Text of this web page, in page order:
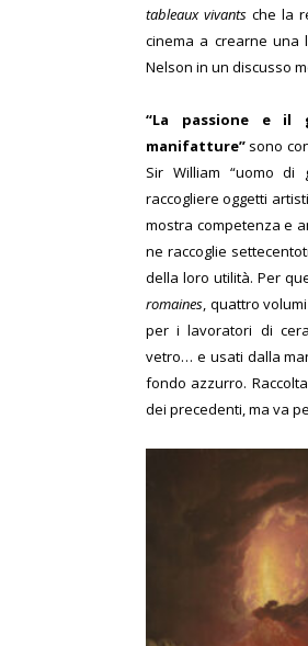
tableaux vivantsche la
cinema a crearne una
Nelson in un discusso
“La passione e il
manifatture” sono
Sir William “uomo
raccogliere oggetti
mostra competenza e
ne raccoglie
della loro utilità. Per
romaines, quattro
per i lavoratori di
vetro… e usati dalla
fondo azzurro.
dei precedenti, ma va